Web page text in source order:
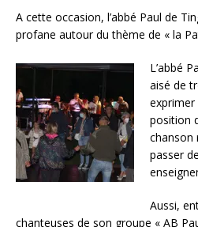
A cette occasion, l’abbé Paul de
profane autour du thème de « la
L’abbé
aisé de
position
chanson
passer
Aussi,
chanteuses de son groupe « AB